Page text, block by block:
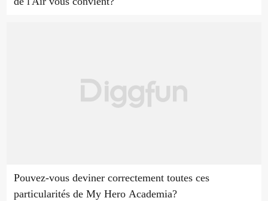
Pouvez-vous deviner correctement toutes ces
particularités de My Hero Academia?